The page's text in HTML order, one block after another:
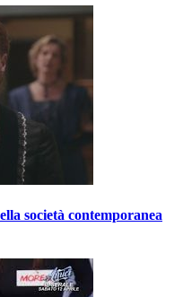
società contemporanea